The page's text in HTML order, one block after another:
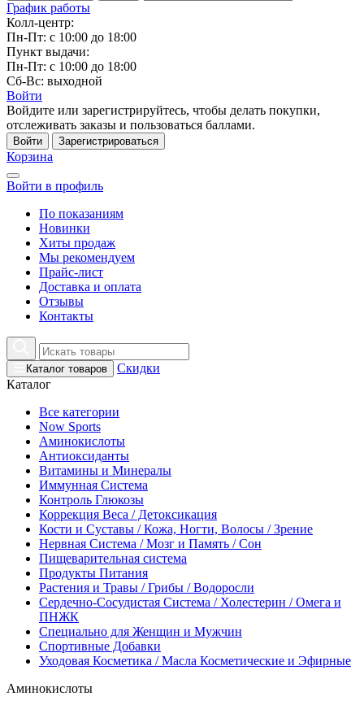
График работы
Колл-центр:
Пн-Пт: с 10:00 до 18:00
Пункт выдачи:
Пн-Пт: с 10:00 до 18:00
Сб-Вс: выходной
Войти
Войдите или зарегистрируйтесь, чтобы делать покупки,
отслеживать заказы и пользоваться баллами.
Войти Зарегистрироваться
Корзина
Войти в профиль
По показаниям
Новинки
Хиты продаж
Мы рекомендуем
Прайс-лист
Доставка и оплата
Отзывы
Контакты
Каталог товаров
Скидки
Каталог
Все категории
Now Sports
Аминокислоты
Антиоксиданты
Витамины и Минералы
Иммунная Система
Контроль Глюкозы
Коррекция Веса / Детоксикация
Кости и Суставы / Кожа, Ногти, Волосы / Зрение
Нервная Система / Мозг и Память / Сон
Пищеварительная система
Продукты Питания
Растения и Травы / Грибы / Водоросли
Сердечно-Сосудистая Система / Холестерин / Омега и
ПНЖК
Специально для Женщин и Мужчин
Спортивные Добавки
Уходовая Косметика / Масла Косметические и Эфирные
Аминокислоты